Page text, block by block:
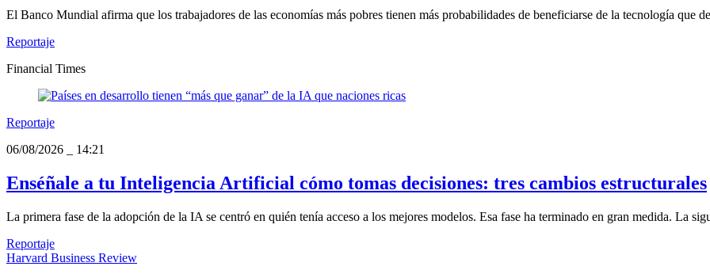
El Banco Mundial afirma que los trabajadores de las economías más pobres tienen más probabilidades de beneficiarse de la tecnología que
Reportaje
Financial Times
Reportaje
06/08/2026
14:21
Enséñale a tu Inteligencia Artificial cómo tomas decisiones: tres cambios estructurales
La primera fase de la adopción de la IA se centró en quién tenía acceso a los mejores modelos. Esa fase ha terminado en gran medida. La
Reportaje
Harvard Business Review